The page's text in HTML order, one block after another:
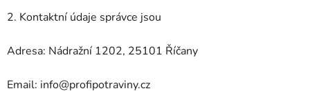
2. Kontaktní údaje správce jsou
Adresa: Nádražní 1202, 25101 Říčany
Email: info@profipotraviny.cz